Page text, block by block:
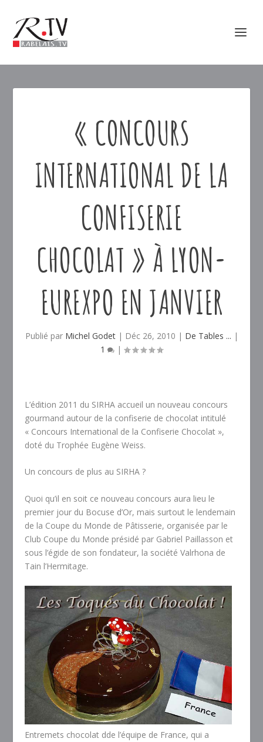
« CONCOURS
INTERNATIONAL DE LA
CONFISERIE
CHOCOLAT » À LYON-
EUREXPO EN JANVIER
Publié par Michel Godet| Déc 26, 2010 | De Tables ... |
1
|
L’édition 2011 du SIRHA accueil un nouveau concours
gourmand autour de la confiserie de chocolat intitulé
« Concours International de la Confiserie Chocolat »,
doté du Trophée Eugène Weiss.
Un concours de plus au SIRHA ?
Quoi qu’il en soit ce nouveau concours aura lieu le
premier jour du Bocuse d’Or, mais surtout le lendemain
de la Coupe du Monde de Pâtisserie, organisée par le
Club Coupe du Monde présidé par Gabriel Paillasson et
sous l’égide de son fondateur, la société Valrhona de
Tain l’Hermitage.
Entremets chocolat dde l’équipe de France, qui a